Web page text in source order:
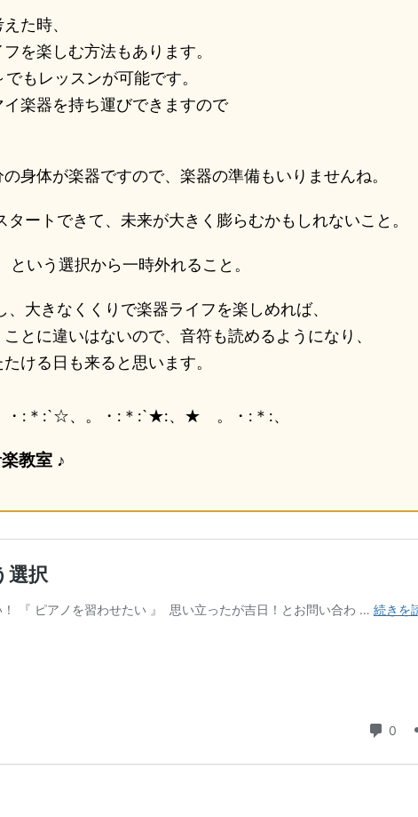
た時、
を楽しむ方法もあります。
もレッスンが可能です。
楽器を持ち運びできますので
身体が楽器ですので、楽器の準備もいりませんね。
ートできて、未来が大きく膨らむかもしれないこと。
いう選択から一時外れること。
大きなくくりで楽器ライフを楽しめれば、
とに違いはないので、音符も読めるようになり、
ける日も来ると思います。
:`☆、。・:＊:`★:、★ 。・:＊:、
教室 ♪